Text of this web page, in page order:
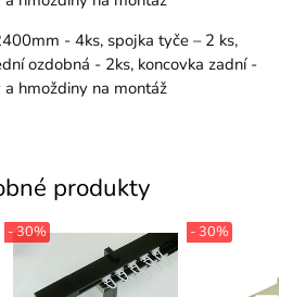
- 4ks, spojka tyče – 2 ks,
ozdobná - 2ks, koncovka zadní -
hmoždiny na montáž
produkty
- 30% - 30%